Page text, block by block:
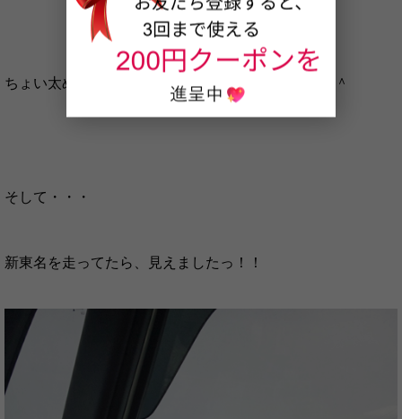
ちょい太めのもっちりした麺が美味しかったです＾＾
そして・・・
新東名を走ってたら、見えましたっ！！